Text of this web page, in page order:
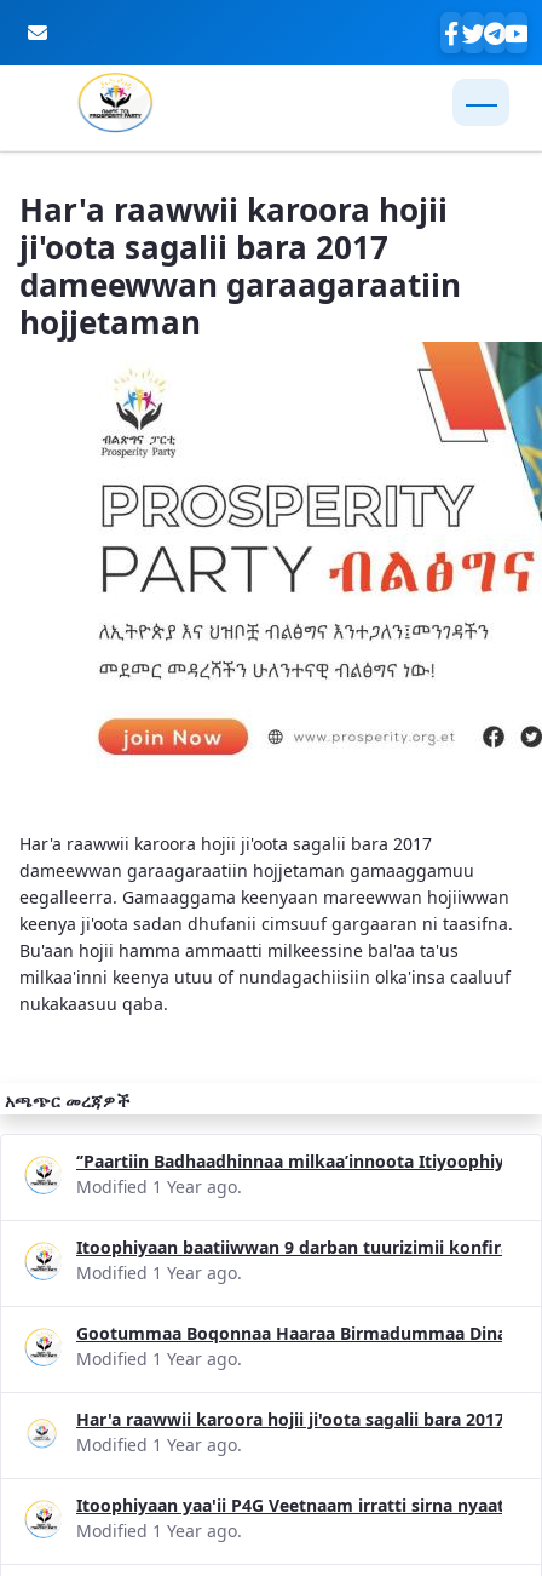
Har'a raawwii karoora hojii
ji'oota sagalii bara 2017
dameewwan garaagaraatiin
hojjetaman
Har'a raawwii karoora hojii ji'oota sagalii bara 2017
dameewwan garaagaraatiin hojjetaman gamaaggamuu
eegalleerra. Gamaaggama keenyaan mareewwan hojiiwwan
keenya ji'oota sadan dhufanii cimsuuf gargaaran ni taasifna.
Bu'aan hojii hamma ammaatti milkeessine bal'aa ta'us
milkaa'inni keenya utuu of nundagachiisiin olka'insa caaluuf
nukakaasuu qaba.
አጫጭር መረጃዎች
‘’Paartiin Badhaadhinnaa milkaa’innoota Itiyoophiyaa
Modified 1 Year ago.
Itoophiyaan baatiiwwan 9 darban tuurizimii
Modified 1 Year ago.
Gootummaa Boqonnaa Haaraa Birmadummaa
Modified 1 Year ago.
Har'a raawwii karoora hojii ji'oota sagalii bara 2017
Modified 1 Year ago.
Itoophiyaan yaa'ii P4G Veetnaam irratti sirna nyaataa
Modified 1 Year ago.